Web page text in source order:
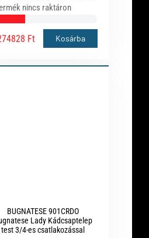
nincs raktáron
Ft Kosárba
BUGNATESE 901CRDO
Lady Kádcsaptelep
test 3/4-es csatlakozással